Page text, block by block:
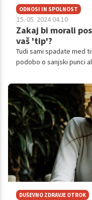
ODNOSI IN SPOLNOST
15. 05. 2024 04.10
Zakaj bi morali
vaš 'tip'?
Tudi sami spadate med
podobo o sanjski punci
preberite članek in
da poskusite z nekom,
DUŠEVNO ZDRAVJE OTROK